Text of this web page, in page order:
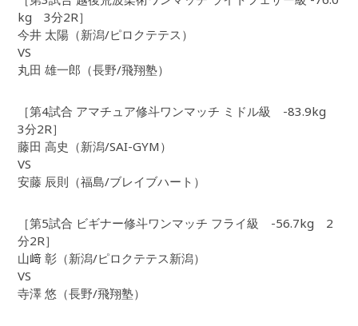
kg 3分2R］
今井 太陽（新潟/ピロクテテス）
VS
丸田 雄一郎（長野/飛翔塾）
［第4試合 アマチュア修斗ワンマッチ ミドル級 -83.9kg
3分2R］
藤田 高史（新潟/SAI-GYM）
VS
安藤 辰則（福島/ブレイブハート）
［第5試合 ビギナー修斗ワンマッチ フライ級 -56.7kg 2
分2R］
山﨑 彰（新潟/ピロクテテス新潟）
VS
寺澤 悠（長野/飛翔塾）